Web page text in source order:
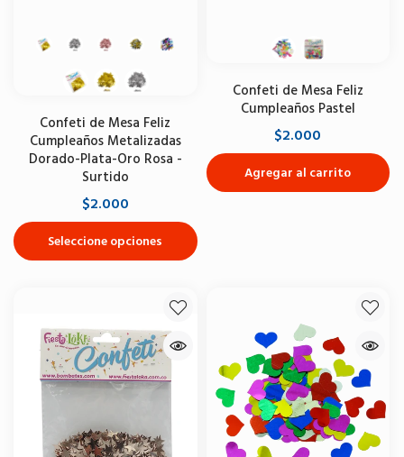
Confeti de Mesa Feliz
Cumpleaños Metalizadas
Dorado-Plata-Oro Rosa -
Surtido
$2.000
Seleccione opciones
Confeti de Mesa Feliz
Cumpleaños Pastel
$2.000
Agregar al carrito